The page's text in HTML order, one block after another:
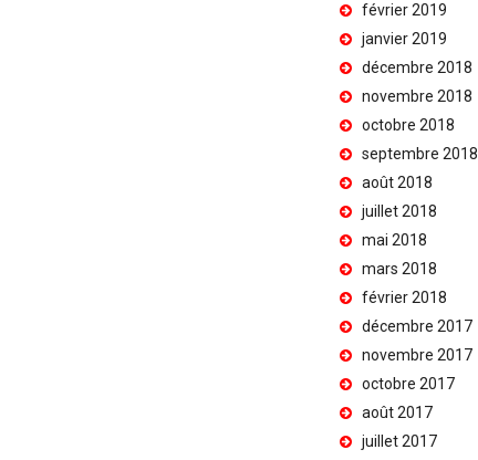
février 2019
janvier 2019
décembre 2018
novembre 2018
octobre 2018
septembre 2018
août 2018
juillet 2018
mai 2018
mars 2018
février 2018
décembre 2017
novembre 2017
octobre 2017
août 2017
juillet 2017